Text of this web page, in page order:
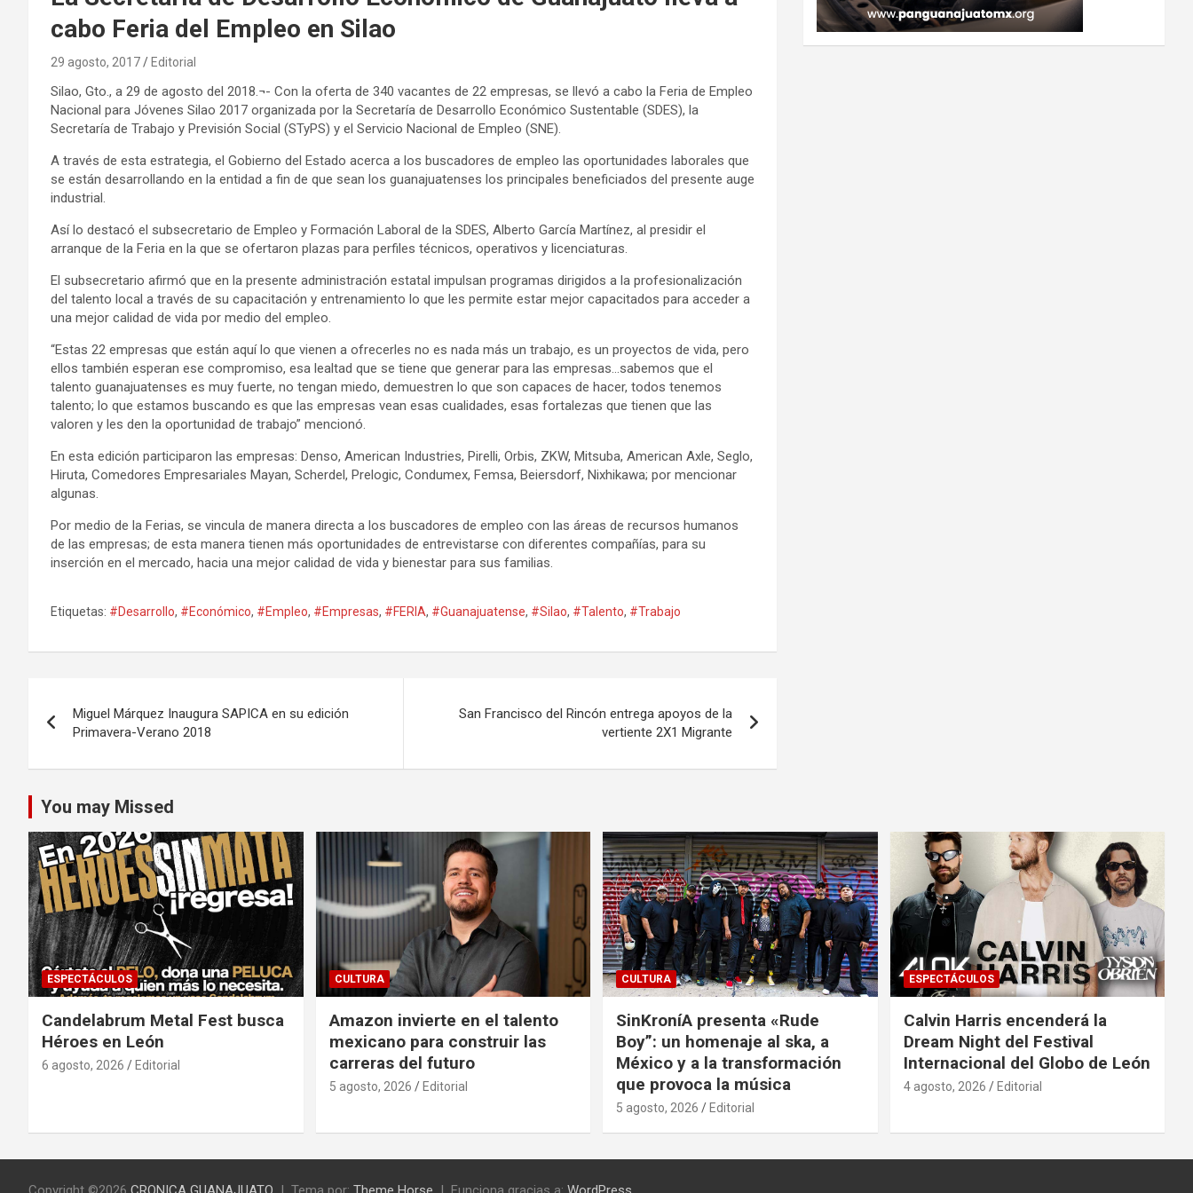
cabo Feria del Empleo en Silao
29 agosto, 2017 Editorial
Silao, Gto., a 29 de agosto del 2018.¬- Con la oferta de 340 vacantes de 22 empresas, se llevó a cabo la Feria de Empleo
Nacional para Jóvenes Silao 2017 organizada por la Secretaría de Desarrollo Económico Sustentable (SDES), la
Secretaría de Trabajo y Previsión Social (STyPS) y el Servicio Nacional de Empleo (SNE).
A través de esta estrategia, el Gobierno del Estado acerca a los buscadores de empleo las oportunidades laborales que
se están desarrollando en la entidad a fin de que sean los guanajuatenses los principales beneficiados del presente auge
industrial.
Así lo destacó el subsecretario de Empleo y Formación Laboral de la SDES, Alberto García Martínez, al presidir el
arranque de la Feria en la que se ofertaron plazas para perfiles técnicos, operativos y licenciaturas.
El subsecretario afirmó que en la presente administración estatal impulsan programas dirigidos a la profesionalización
del talento local a través de su capacitación y entrenamiento lo que les permite estar mejor capacitados para acceder a
una mejor calidad de vida por medio del empleo.
“Estas 22 empresas que están aquí lo que vienen a ofrecerles no es nada más un trabajo, es un proyectos de vida, pero
ellos también esperan ese compromiso, esa lealtad que se tiene que generar para las empresas…sabemos que el
talento guanajuatenses es muy fuerte, no tengan miedo, demuestren lo que son capaces de hacer, todos tenemos
talento; lo que estamos buscando es que las empresas vean esas cualidades, esas fortalezas que tienen que las
valoren y les den la oportunidad de trabajo” mencionó.
En esta edición participaron las empresas: Denso, American Industries, Pirelli, Orbis, ZKW, Mitsuba, American Axle, Seglo,
Hiruta, Comedores Empresariales Mayan, Scherdel, Prelogic, Condumex, Femsa, Beiersdorf, Nixhikawa; por mencionar
algunas.
Por medio de la Ferias, se vincula de manera directa a los buscadores de empleo con las áreas de recursos humanos
de las empresas; de esta manera tienen más oportunidades de entrevistarse con diferentes compañías, para su
inserción en el mercado, hacia una mejor calidad de vida y bienestar para sus familias.
Etiquetas: #Desarrollo, #Económico, #Empleo, #Empresas, #FERIA, #Guanajuatense, #Silao, #Talento, #Trabajo
de
entradas
Miguel Márquez Inaugura SAPICA en su edición
Primavera-Verano 2018
San Francisco del Rincón entrega apoyos de la
vertiente 2X1 Migrante
You may Missed
ESPECTÁCULOS
Candelabrum Metal Fest busca
Héroes en León
6 agosto, 2026 Editorial
CULTURA
Amazon invierte en el talento
mexicano para construir las
carreras del futuro
5 agosto, 2026 Editorial
CULTURA
SinKroníA presenta «Rude
Boy”: un homenaje al ska, a
México y a la transformación
que provoca la música
5 agosto, 2026 Editorial
ESPECTÁCULOS
Calvin Harris encenderá la
Dream Night del Festival
Internacional del Globo de León
4 agosto, 2026 Editorial